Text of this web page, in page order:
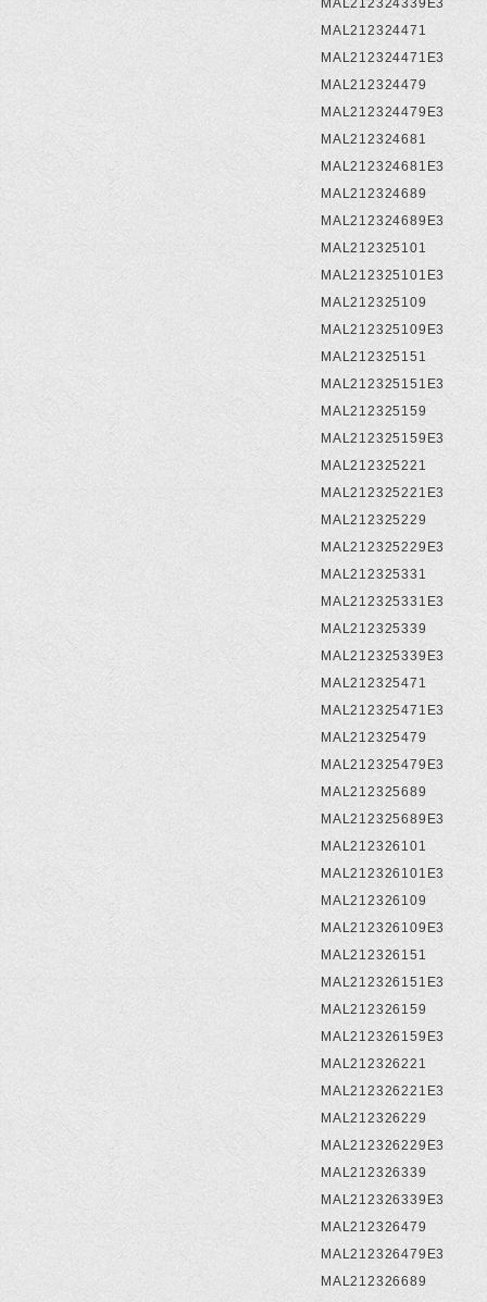
MAL212324339E3
MAL212324471
MAL212324471E3
MAL212324479
MAL212324479E3
MAL212324681
MAL212324681E3
MAL212324689
MAL212324689E3
MAL212325101
MAL212325101E3
MAL212325109
MAL212325109E3
MAL212325151
MAL212325151E3
MAL212325159
MAL212325159E3
MAL212325221
MAL212325221E3
MAL212325229
MAL212325229E3
MAL212325331
MAL212325331E3
MAL212325339
MAL212325339E3
MAL212325471
MAL212325471E3
MAL212325479
MAL212325479E3
MAL212325689
MAL212325689E3
MAL212326101
MAL212326101E3
MAL212326109
MAL212326109E3
MAL212326151
MAL212326151E3
MAL212326159
MAL212326159E3
MAL212326221
MAL212326221E3
MAL212326229
MAL212326229E3
MAL212326339
MAL212326339E3
MAL212326479
MAL212326479E3
MAL212326689